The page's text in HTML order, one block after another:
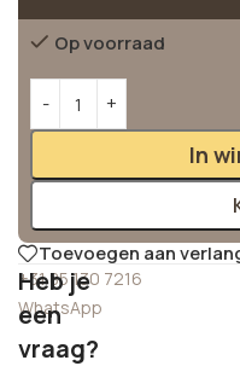
Op voorraad
In
Toevoegen aan
+31 85 130 7216
WhatsApp
Heb je
een
vraag?